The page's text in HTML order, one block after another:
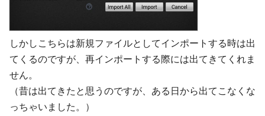
しかしこちらは新規ファイルとしてインポートする時は出
てくるのですが、再インポートする際には出てきてくれま
せん。
（昔は出てきたと思うのですが、ある日から出てこなくな
っちゃいました。）